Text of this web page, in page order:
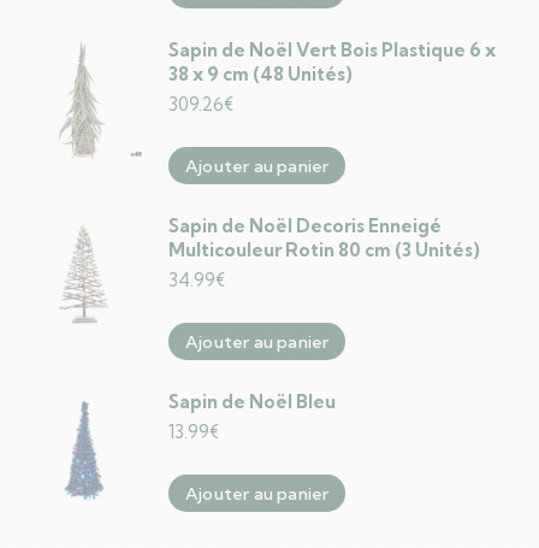
Sapin de Noël Vert Bois Plastique 6 x
38 x 9 cm (48 Unités)
309.26€
Ajouter au panier
Sapin de Noël Decoris Enneigé
Multicouleur Rotin 80 cm (3 Unités)
34.99€
Ajouter au panier
Sapin de Noël Bleu
13.99€
Ajouter au panier